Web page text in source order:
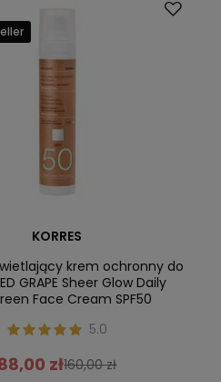
KORRES
krem ochronny do
GRAPE Sheer Glow Daily
Face Cream SPF50
5.0
zł160,00 zł